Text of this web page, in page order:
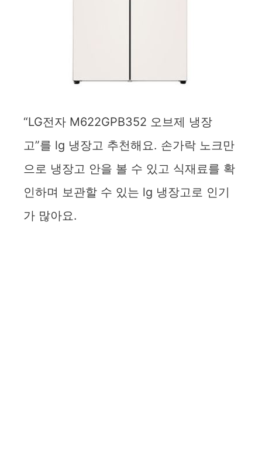
“LG전자 M622GPB352 오브제 냉장
고”를 lg 냉장고 추천해요. 손가락 노크만
으로 냉장고 안을 볼 수 있고 식재료를 확
인하며 보관할 수 있는 lg 냉장고로 인기
가 많아요.